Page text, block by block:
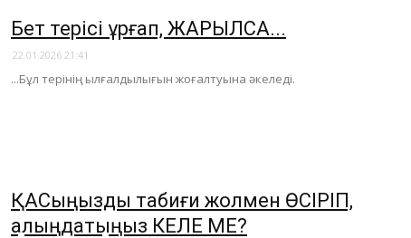
​Бет терісі құрғап, ЖАРЫЛСА...
22.01.2026 21:41
...Бұл терінің ылғалдылығын жоғалтуына әкеледі.
​ҚАСыңызды табиғи жолмен ӨСІРІП,
қалыңдатқыңыз КЕЛЕ МЕ?